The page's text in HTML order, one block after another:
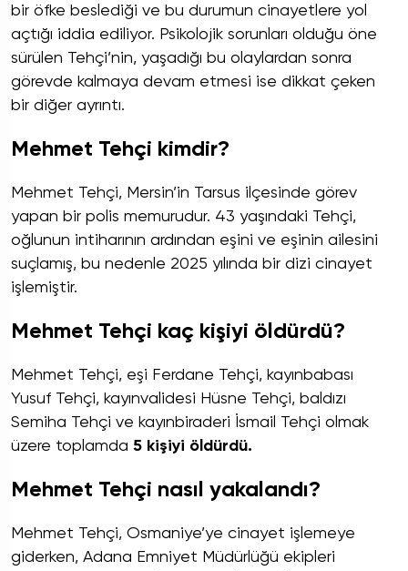
bir öfke beslediği ve bu durumun cinayetlere yol
açtığı iddia ediliyor. Psikolojik sorunları olduğu öne
sürülen Tehçi’nin, yaşadığı bu olaylardan sonra
görevde kalmaya devam etmesi ise dikkat çeken
bir diğer ayrıntı.
Mehmet Tehçi kimdir?
Mehmet Tehçi, Mersin’in Tarsus ilçesinde görev
yapan bir polis memurudur. 43 yaşındaki Tehçi,
oğlunun intiharının ardından eşini ve eşinin ailesini
suçlamış, bu nedenle 2025 yılında bir dizi cinayet
işlemiştir.
Mehmet Tehçi kaç kişiyi öldürdü?
Mehmet Tehçi, eşi Ferdane Tehçi, kayınbabası
Yusuf Tehçi, kayınvalidesi Hüsne Tehçi, baldızı
Semiha Tehçi ve kayınbiraderi İsmail Tehçi olmak
üzere toplamda 5 kişiyi öldürdü.
Mehmet Tehçi nasıl yakalandı?
Mehmet Tehçi, Osmaniye’ye cinayet işlemeye
giderken, Adana Emniyet Müdürlüğü ekipleri